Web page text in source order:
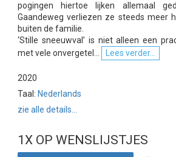
pogingen hiertoe lijken allemaal
Gaandeweg verliezen ze steeds meer
buiten de familie.
‘Stille sneeuwval’ is niet alleen een
met vele onvergetel...
Lees verder...
2020
Taal: Nederlands
zie alle details...
1X OP WENSLIJSTJES